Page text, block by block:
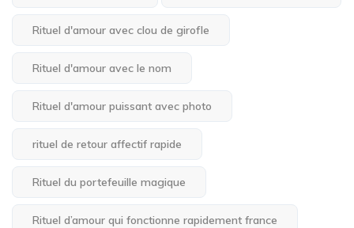
Rituel d'amour avec clou de girofle
Rituel d'amour avec le nom
Rituel d'amour puissant avec photo
rituel de retour affectif rapide
Rituel du portefeuille magique
Rituel d’amour qui fonctionne rapidement france